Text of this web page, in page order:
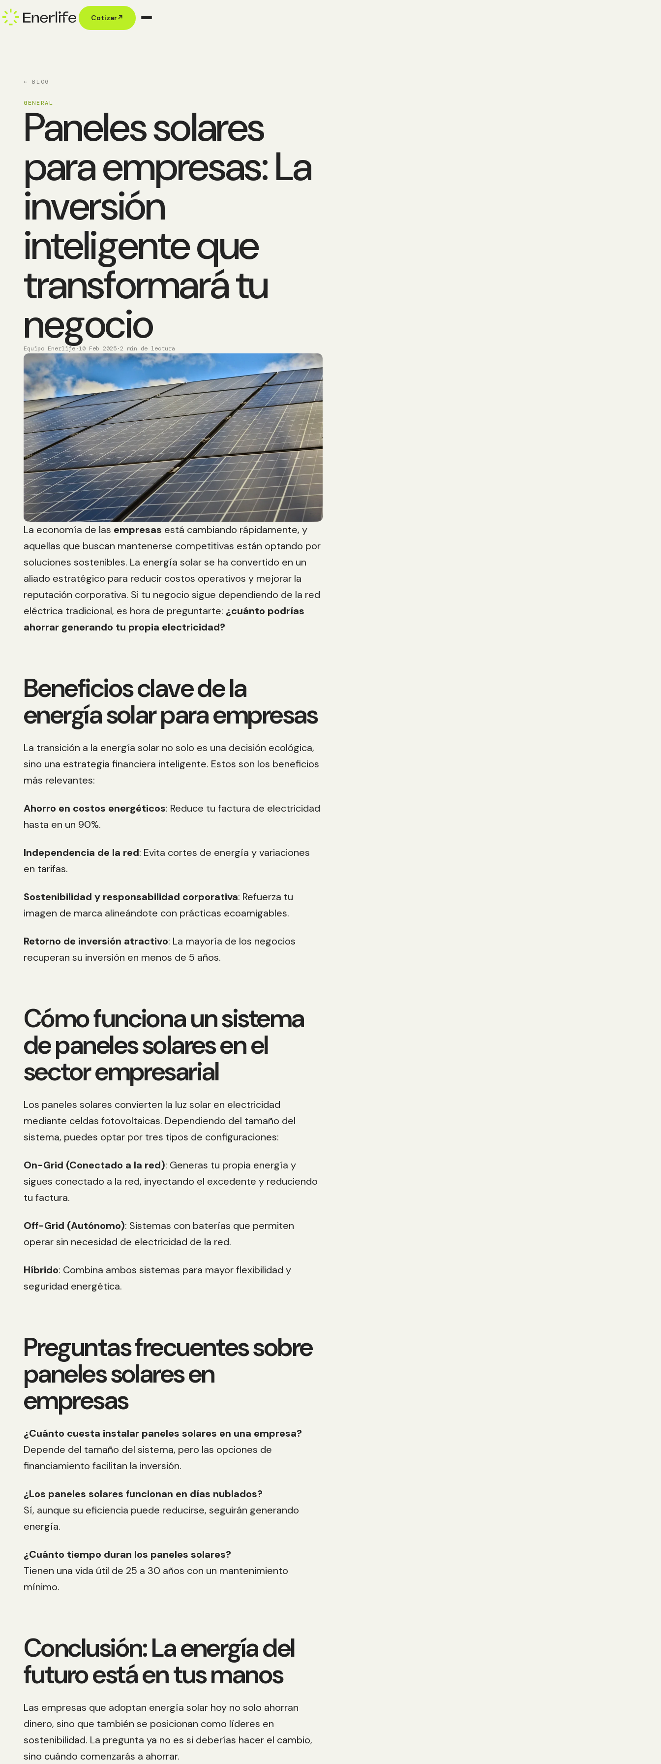
Cotizar↗
← BLOG
GENERAL
Paneles solares
para empresas: La
inversión
inteligente que
transformará tu
negocio
Equipo Enerlife·10 Feb 2025·2 min de lectura
La economía de las empresas está cambiando rápidamente, y
aquellas que buscan mantenerse competitivas están optando por
soluciones sostenibles. La energía solar se ha convertido en un
aliado estratégico para reducir costos operativos y mejorar la
reputación corporativa. Si tu negocio sigue dependiendo de la red
eléctrica tradicional, es hora de preguntarte: ¿cuánto podrías
ahorrar generando tu propia electricidad?
Beneficios clave de la
energía solar para empresas
La transición a la energía solar no solo es una decisión ecológica,
sino una estrategia financiera inteligente. Estos son los beneficios
más relevantes:
Ahorro en costos energéticos: Reduce tu factura de electricidad
hasta en un 90%.
Independencia de la red: Evita cortes de energía y variaciones
en tarifas.
Sostenibilidad y responsabilidad corporativa: Refuerza tu
imagen de marca alineándote con prácticas ecoamigables.
Retorno de inversión atractivo: La mayoría de los negocios
recuperan su inversión en menos de 5 años.
Cómo funciona un sistema
de paneles solares en el
sector empresarial
Los paneles solares convierten la luz solar en electricidad
mediante celdas fotovoltaicas. Dependiendo del tamaño del
sistema, puedes optar por tres tipos de configuraciones:
On-Grid (Conectado a la red): Generas tu propia energía y
sigues conectado a la red, inyectando el excedente y reduciendo
tu factura.
Off-Grid (Autónomo): Sistemas con baterías que permiten
operar sin necesidad de electricidad de la red.
Híbrido: Combina ambos sistemas para mayor flexibilidad y
seguridad energética.
Preguntas frecuentes sobre
paneles solares en
empresas
¿Cuánto cuesta instalar paneles solares en una empresa?
Depende del tamaño del sistema, pero las opciones de
financiamiento facilitan la inversión.
¿Los paneles solares funcionan en días nublados?
Sí, aunque su eficiencia puede reducirse, seguirán generando
energía.
¿Cuánto tiempo duran los paneles solares?
Tienen una vida útil de 25 a 30 años con un mantenimiento
mínimo.
Conclusión: La energía del
futuro está en tus manos
Las empresas que adoptan energía solar hoy no solo ahorran
dinero, sino que también se posicionan como líderes en
sostenibilidad. La pregunta ya no es si deberías hacer el cambio,
sino cuándo comenzarás a ahorrar.